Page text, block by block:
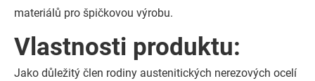
materiálů pro špičkovou výrobu.
Vlastnosti produktu:
Jako důležitý člen rodiny austenitických nerezových ocelí